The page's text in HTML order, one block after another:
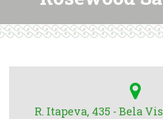
R. Itapeva, 435 - Bela